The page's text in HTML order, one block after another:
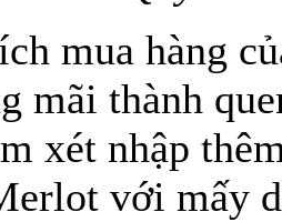
mua hàng
mãi thành
xét nhập
với mấy